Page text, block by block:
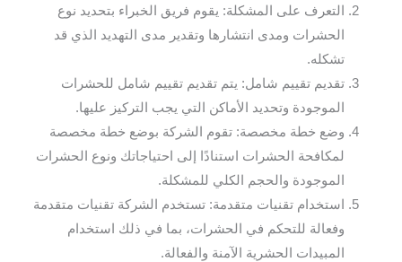
التعرف على المشكلة: يقوم فريق الخبراء بتحديد نوع
الحشرات ومدى انتشارها وتقدير مدى التهديد الذي قد
تشكله.
تقديم تقييم شامل: يتم تقديم تقييم شامل للحشرات
الموجودة وتحديد الأماكن التي يجب التركيز عليها.
وضع خطة مخصصة: تقوم الشركة بوضع خطة مخصصة
لمكافحة الحشرات استنادًا إلى احتياجاتك ونوع الحشرات
الموجودة والحجم الكلي للمشكلة.
استخدام تقنيات متقدمة: تستخدم الشركة تقنيات متقدمة
وفعالة للتحكم في الحشرات، بما في ذلك استخدام
المبيدات الحشرية الآمنة والفعالة.